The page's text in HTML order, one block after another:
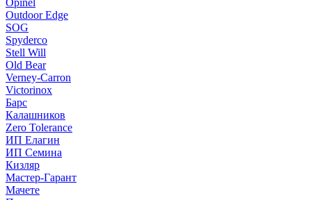
Opinel
Outdoor Edge
SOG
Spyderco
Stell Will
Old Bear
Verney-Carron
Victorinox
Барс
Калашников
Zero Tolerance
ИП Елагин
ИП Семина
Кизляр
Мастер-Гарант
Мачете